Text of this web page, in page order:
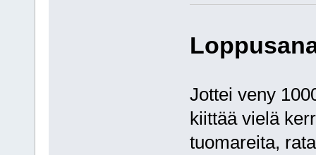
Jottei veny
kiittää vielä
tuomareita,